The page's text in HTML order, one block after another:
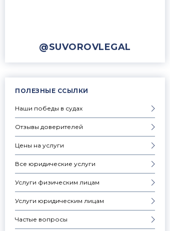
@SUVOROVLEGAL
ПОЛЕЗНЫЕ ССЫЛКИ
Наши победы в судах
Отзывы доверителей
Цены на услуги
Все юридические услуги
Услуги физическим лицам
Услуги юридическим лицам
Частые вопросы